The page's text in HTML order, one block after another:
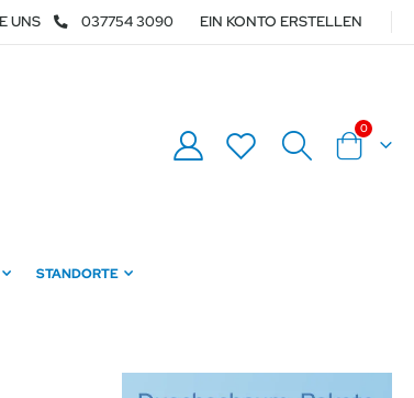
UNS 037754 3090 EIN KONTO ERSTELLEN
Warenkorb
0Artikel
STANDORTE